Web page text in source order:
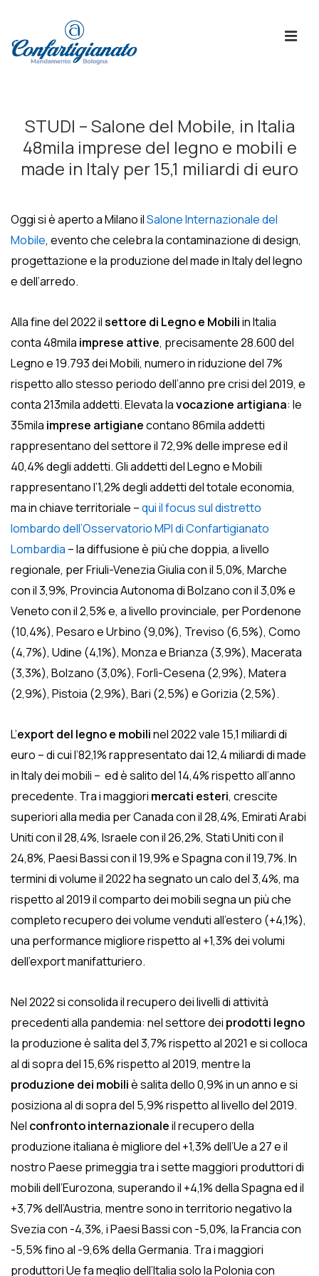
Principale
STUDI – Salone del Mobile, in Italia
48mila imprese del legno e mobili e
made in Italy per 15,1 miliardi di euro
Oggi si è aperto a Milano ilSalone Internazionale del
Mobile, evento che celebra la contaminazione di design,
progettazione e la produzione del made in Italy del legno
e dell’arredo.
Alla fine del 2022 ilsettore di Legno e Mobiliin Italia
conta 48mila imprese attive, precisamente 28.600 del
Legno e 19.793 dei Mobili, numero in riduzione del 7%
rispetto allo stesso periodo dell’anno pre crisi del 2019, e
conta 213mila addetti. Elevata lavocazione artigiana: le
35mila imprese artigianecontano 86mila addetti
rappresentano del settore il 72,9% delle imprese ed il
40,4% degli addetti. Gli addetti del Legno e Mobili
rappresentano l’1,2% degli addetti del totale economia,
ma in chiave territoriale –qui il focus sul distretto
lombardo dell’Osservatorio MPI di Confartigianato
Lombardia – la diffusione è più che doppia, a livello
regionale, per Friuli-Venezia Giulia con il 5,0%, Marche
con il 3,9%, Provincia Autonoma di Bolzano con il 3,0% e
Veneto con il 2,5% e, a livello provinciale, per Pordenone
(10,4%), Pesaro e Urbino (9,0%), Treviso (6,5%), Como
(4,7%), Udine (4,1%), Monza e Brianza (3,9%), Macerata
(3,3%), Bolzano (3,0%), Forlì-Cesena (2,9%), Matera
(2,9%), Pistoia (2,9%), Bari (2,5%) e Gorizia (2,5%).
L’export del legno e mobilinel 2022 vale 15,1 miliardi di
euro – di cui l’82,1% rappresentato dai 12,4 miliardi di made
in Italy dei mobili – ed è salito del 14,4% rispetto all’anno
precedente. Tra i maggiori mercati esteri, crescite
superiori alla media per Canada con il 28,4%, Emirati Arabi
Uniti con il 28,4%, Israele con il 26,2%, Stati Uniti con il
24,8%, Paesi Bassi con il 19,9% e Spagna con il 19,7%. In
termini di volume il 2022 ha segnato un calo del 3,4%, ma
rispetto al 2019 il comparto dei mobili segna un più che
completo recupero dei volume venduti all’estero (+4,1%),
una performance migliore rispetto al +1,3% dei volumi
dell’export manifatturiero.
Nel 2022 si consolida il recupero dei livelli di attività
precedenti alla pandemia: nel settore dei prodotti legno
la produzione è salita del 3,7% rispetto al 2021 e si colloca
al di sopra del 15,6% rispetto al 2019, mentre la
produzione dei mobiliè salita dello 0,9% in un anno e si
posiziona al di sopra del 5,9% rispetto al livello del 2019.
Nel confronto internazionaleil recupero della
produzione italiana è migliore del +1,3% dell’Ue a 27 e il
nostro Paese primeggia tra i sette maggiori produttori di
mobili dell’Eurozona, superando il +4,1% della Spagna ed il
+3,7% dell’Austria, mentre sono in territorio negativo la
Svezia con -4,3%, i Paesi Bassi con -5,0%, la Francia con
-5,5% fino al -9,6% della Germania. Tra i maggiori
produttori Ue fa meglio dell’Italia solo la Polonia con